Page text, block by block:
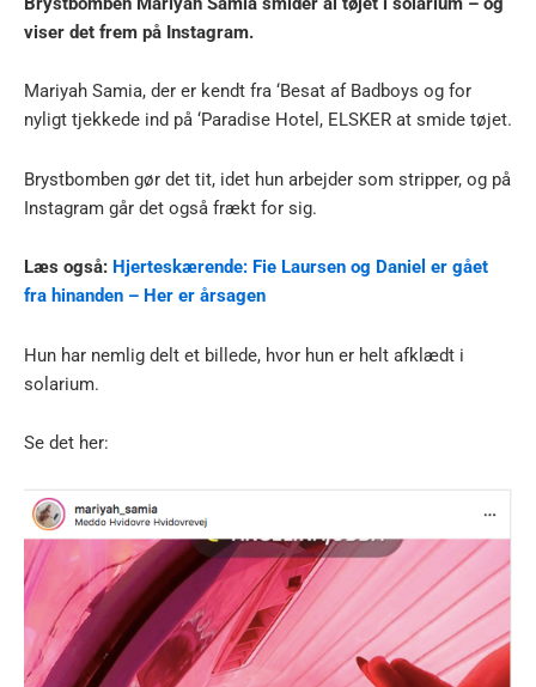
viser det frem på Instagram.
Mariyah Samia, der er kendt fra ‘Besat af Badboys og for
nyligt tjekkede ind på ‘Paradise Hotel, ELSKER at smide tøjet.
Brystbomben gør det tit, idet hun arbejder som stripper, og på
Instagram går det også frækt for sig.
Læs også: Hjerteskærende: Fie Laursen og Daniel er gået
fra hinanden – Her er årsagen
Hun har nemlig delt et billede, hvor hun er helt afklædt i
solarium.
Se det her: